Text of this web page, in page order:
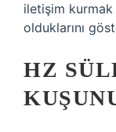
iletişim kurmak
olduklarını
HZ